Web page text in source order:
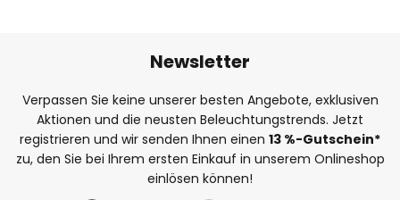
Newsletter
Verpassen Sie keine unserer besten Angebote, exklusiven
Aktionen und die neusten Beleuchtungstrends. Jetzt
registrieren und wir senden Ihnen einen 13 %-Gutschein*
zu, den Sie bei Ihrem ersten Einkauf in unserem Onlineshop
einlösen können!